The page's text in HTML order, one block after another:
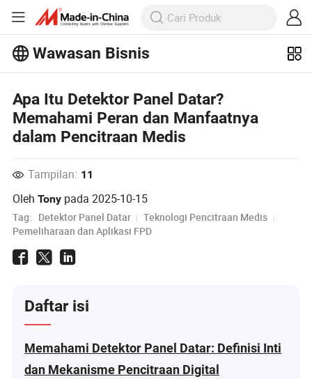
Wawasan Bisnis
Lihat Lainnya
Apa Itu Detektor Panel Datar?
Memahami Peran dan Manfaatnya
dalam Pencitraan Medis
Tampilan: 11
OlehTony pada2025-10-15
Tag: Detektor Panel Datar
Teknologi Pencitraan Medis
Pemeliharaan dan Aplikasi FPD
Daftar isi
Memahami Detektor Panel Datar: Definisi Inti
dan Mekanisme Pencitraan Digital